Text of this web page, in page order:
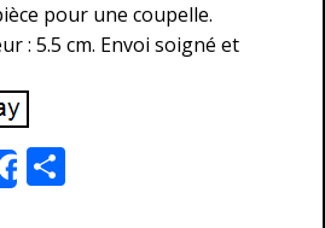
pour une coupelle.
: 5.5 cm. Envoi soigné et
Share